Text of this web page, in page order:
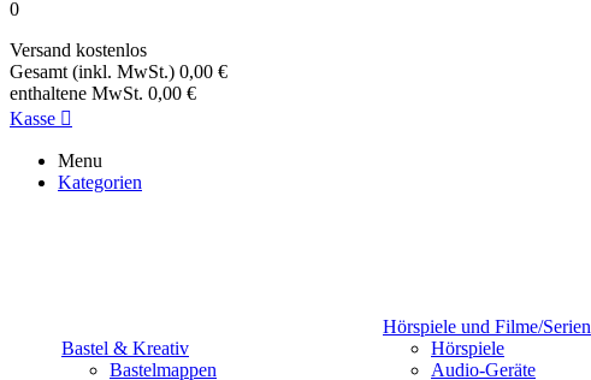
0
Versand kostenlos
Gesamt (inkl. MwSt.) 0,00 €
enthaltene MwSt. 0,00 €
Kasse 
Menu
Kategorien
Bastel & Kreativ
Bastelmappen
Hörspiele und Filme/Serien
Hörspiele
Audio-Geräte